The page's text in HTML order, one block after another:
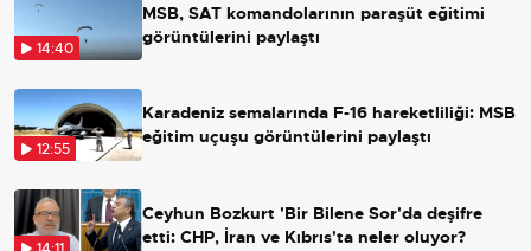
14:40
MSB, SAT komandolarının paraşüt eğitimi
görüntülerini paylaştı
12:55
Karadeniz semalarında F-16 hareketliliği: MSB
eğitim uçuşu görüntülerini paylaştı
Ceyhun Bozkurt 'Bir Bilene Sor'da deşifre
etti: CHP, İran ve Kıbrıs'ta neler oluyor?